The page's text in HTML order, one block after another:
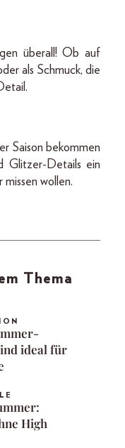
überall! Ob auf
als Schmuck, die
Saison bekommen
Glitzer-Details ein
missen wollen.
Thema
ideal für
High